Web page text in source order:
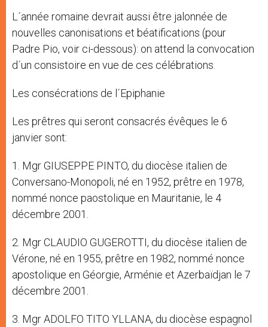
L´année romaine devrait aussi être jalonnée de
nouvelles canonisations et béatifications (pour
Padre Pio, voir ci-dessous): on attend la convocation
d´un consistoire en vue de ces célébrations.
Les consécrations de l´Epiphanie
Les prêtres qui seront consacrés évêques le 6
janvier sont:
1. Mgr GIUSEPPE PINTO, du diocèse italien de
Conversano-Monopoli, né en 1952, prêtre en 1978,
nommé nonce paostolique en Mauritanie, le 4
décembre 2001.
2. Mgr CLAUDIO GUGEROTTI, du diocèse italien de
Vérone, né en 1955, prêtre en 1982, nommé nonce
apostolique en Géorgie, Arménie et Azerbaïdjan le 7
décembre 2001.
3. Mgr ADOLFO TITO YLLANA, du diocèse espagnol